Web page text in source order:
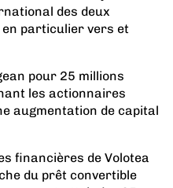
des deux
en particulier vers et
pour 25 millions
les actionnaires
augmentation de capital
financières de Volotea
du prêt convertible